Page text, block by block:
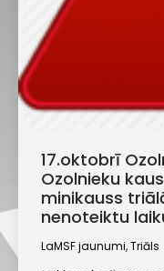
17.oktobrī
Ozolnieku
minikauss
nenoteiktu
LaMSF jaunumi,Triāls